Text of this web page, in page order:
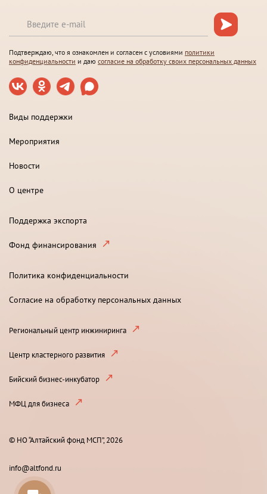
Подтверждаю, что я ознакомлен и согласен с условиями политики
конфиденциальности и даю согласие на обработку своих персональных данных
Виды поддержки
Мероприятия
Новости
О центре
Поддержка экспорта
Фонд финансирования
Политика конфиденциальности
Согласие на обработку персональных данных
Региональный центр инжиниринга
Центр кластерного развития
Бийский бизнес-инкубатор
МФЦ для бизнеса
© НО “Алтайский фонд МСП”, 2026
info@altfond.ru